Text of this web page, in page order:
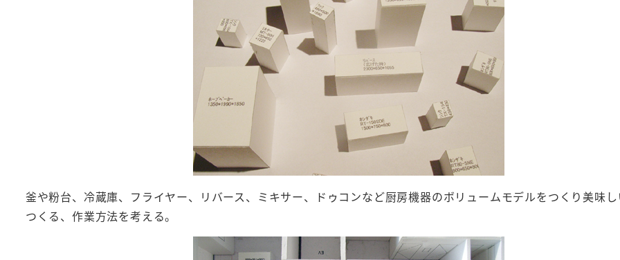
釜や粉台、冷蔵庫、フライヤー、リバース、ミキサー、ドゥコンなど厨房機器のボリュームモデルをつくり美味
つくる、作業方法を考える。